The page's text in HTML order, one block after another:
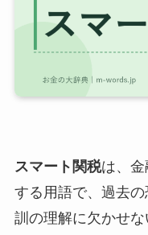
スマート関税は、
する用語で、過去
訓の理解に欠かせな